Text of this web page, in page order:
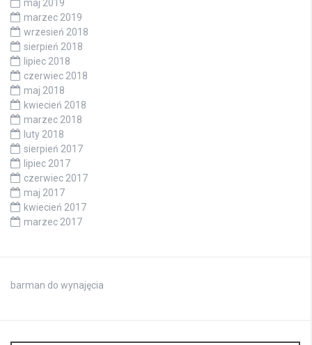
maj 2019
marzec 2019
wrzesień 2018
sierpień 2018
lipiec 2018
czerwiec 2018
maj 2018
kwiecień 2018
marzec 2018
luty 2018
sierpień 2017
lipiec 2017
czerwiec 2017
maj 2017
kwiecień 2017
marzec 2017
barman do wynajęcia